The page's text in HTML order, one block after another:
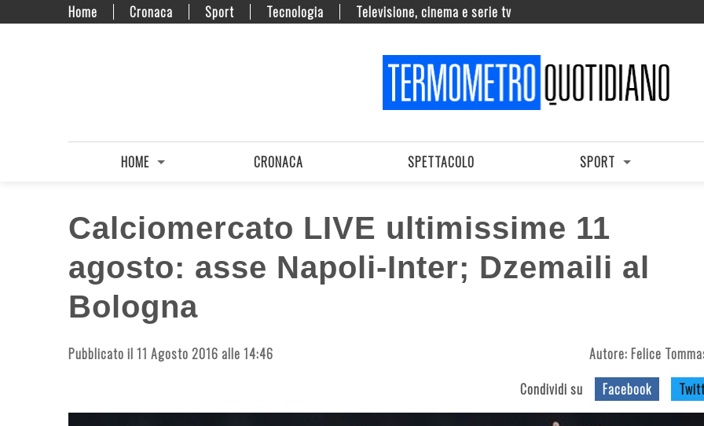
Home Cronaca Sport Tecnologia Televisione, cinema e serie tv
HOME CRONACA SPETTACOLO SPORT
Calciomercato LIVE ultimissime 11
agosto: asse Napoli-Inter; Dzemaili al
Bologna
Pubblicato il 11 Agosto 2016 alle 14:46 Autore: Felice
Condividi su
Facebook